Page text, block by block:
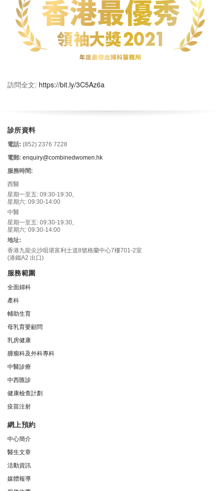
訪問全文: https://bit.ly/3C5Az6a
診所資料
電話: (852) 2376 7228
電郵: enquiry@combinedwomen.hk
服務時間:
西醫
星期一至五: 09:30-19:30,
星期六: 09:30-14:00
中醫
星期一至五: 09:30-19:30,
星期六: 09:30-14:00
地址:
香港九龍尖沙咀堪富利士道8號格蘭中心7樓701-2室
(港鐵A2 出口)
服務範圍
全面婦科
產科
輔助生育
母乳育嬰顧問
乳房健康
腫瘤科及外科專科
中醫診療
中西匯診
健康檢查計劃
疫苗注射
網上預約
中心簡介
醫生文章
活動資訊
媒體報導